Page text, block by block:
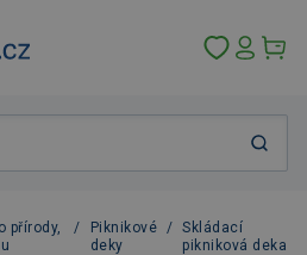
přírody,
/
Piknikové
deky
/
Skládací
pikniková deka